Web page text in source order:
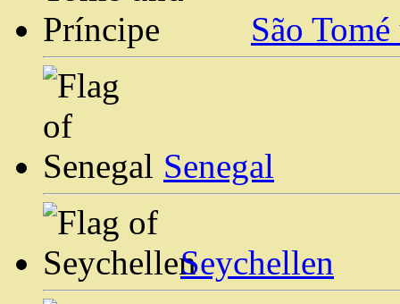
São
Senegal
Seychellen